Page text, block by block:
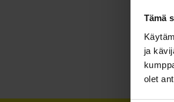
Tämä
ja
olet